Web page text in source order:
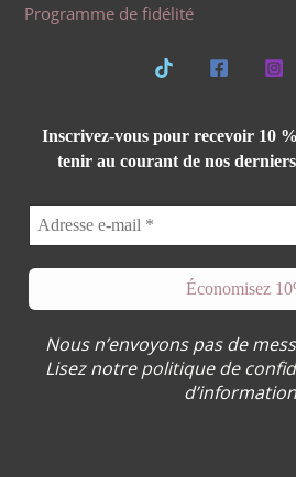
Programme de fidélité
Inscrivez-vous pour recevoir 10
tenir au courant de nos
Nous n’envoyons pas de
Lisez notrepolitique de